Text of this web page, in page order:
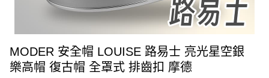
MODER 安全帽 LOUISE 路易士 亮光星空銀
樂高帽 復古帽 全罩式 排齒扣 摩德